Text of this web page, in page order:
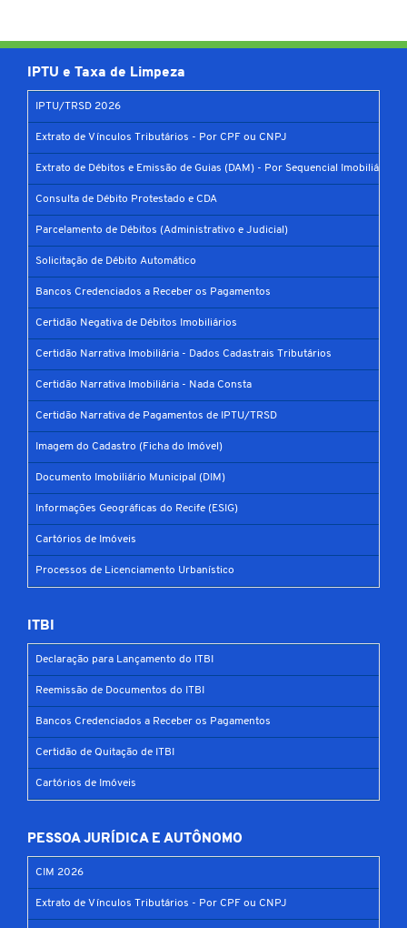
IPTU e Taxa de Limpeza
IPTU/TRSD 2026
Extrato de Vínculos Tributários - Por CPF ou CNPJ
Extrato de Débitos e Emissão de Guias (DAM) - Por Sequencial Imobiliário
Consulta de Débito Protestado e CDA
Parcelamento de Débitos (Administrativo e Judicial)
Solicitação de Débito Automático
Bancos Credenciados a Receber os Pagamentos
Certidão Negativa de Débitos Imobiliários
Certidão Narrativa Imobiliária - Dados Cadastrais Tributários
Certidão Narrativa Imobiliária - Nada Consta
Certidão Narrativa de Pagamentos de IPTU/TRSD
Imagem do Cadastro (Ficha do Imóvel)
Documento Imobiliário Municipal (DIM)
Informações Geográficas do Recife (ESIG)
Cartórios de Imóveis
Processos de Licenciamento Urbanístico
ITBI
Declaração para Lançamento do ITBI
Reemissão de Documentos do ITBI
Bancos Credenciados a Receber os Pagamentos
Certidão de Quitação de ITBI
Cartórios de Imóveis
PESSOA JURÍDICA E AUTÔNOMO
CIM 2026
Extrato de Vínculos Tributários - Por CPF ou CNPJ